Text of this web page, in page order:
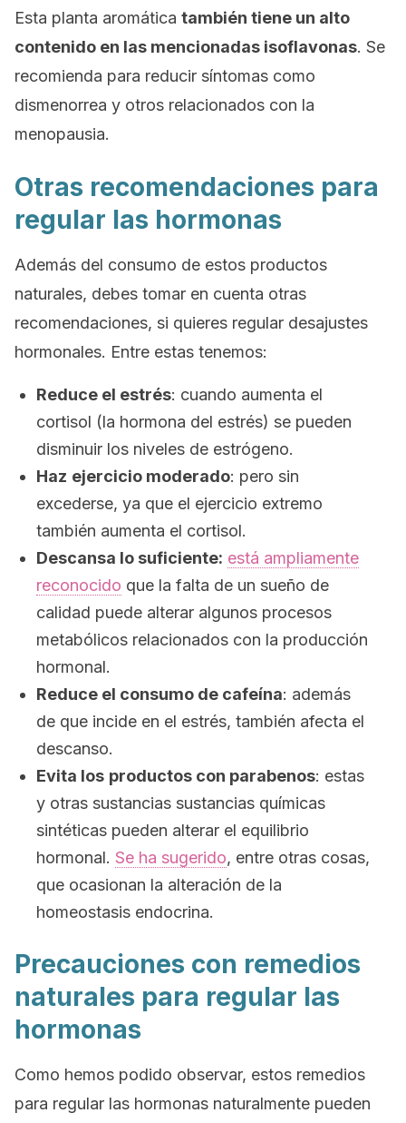
Esta planta aromática también tiene un alto
contenido en las mencionadas isoflavonas. Se
recomienda para reducir síntomas como
dismenorrea y otros relacionados con la
menopausia.
Otras recomendaciones para
regular las hormonas
Además del consumo de estos productos
naturales, debes tomar en cuenta otras
recomendaciones, si quieres regular desajustes
hormonales. Entre estas tenemos:
Reduce el estrés: cuando aumenta el
cortisol (la hormona del estrés) se pueden
disminuir los niveles de estrógeno.
Haz ejercicio moderado: pero sin
excederse, ya que el ejercicio extremo
también aumenta el cortisol.
Descansa lo suficiente: está ampliamente
reconocido que la falta de un sueño de
calidad puede alterar algunos procesos
metabólicos relacionados con la producción
hormonal.
Reduce el consumo de cafeína: además
de que incide en el estrés, también afecta el
descanso.
Evita los productos con parabenos: estas
y otras sustancias sustancias químicas
sintéticas pueden alterar el equilibrio
hormonal. Se ha sugerido, entre otras cosas,
que ocasionan la alteración de la
homeostasis endocrina.
Precauciones con remedios
naturales para regular las
hormonas
Como hemos podido observar, estos remedios
para regular las hormonas naturalmente pueden